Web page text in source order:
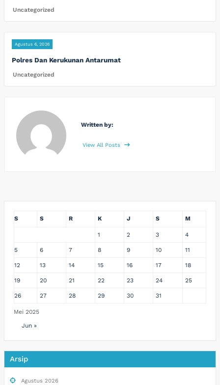
Uncategorized
Agustus 6, 2026
Polres Dan Kerukunan Antarumat
Uncategorized
Written by:
View All Posts
Mei 2025
S S R K J S M
1 2 3 4
5 6 7 8 9 10 11
12 13 14 15 16 17 18
19 20 21 22 23 24 25
26 27 28 29 30 31
Jun »
Arsip
Agustus 2026